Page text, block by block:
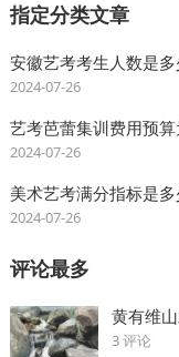
指定分类文章
安徽艺考考生人数是多
2024-07-26
艺考芭蕾集训费用预算
2024-07-26
美术艺考满分指标是多
2024-07-26
评论最多
黄有维
3 评论